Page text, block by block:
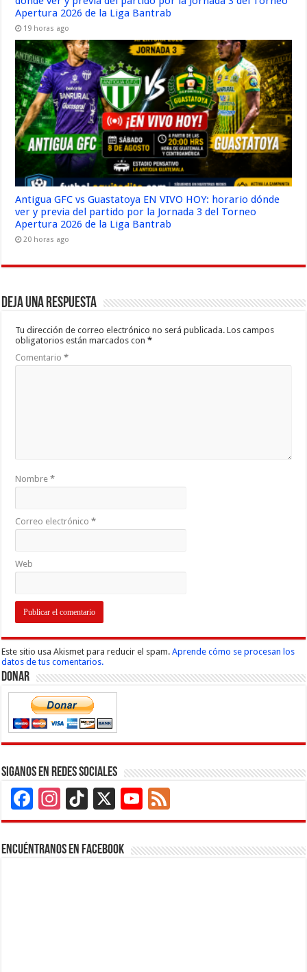
Apertura 2026 de la Liga Bantrab
19 horas ago
Antigua GFC vs Guastatoya EN VIVO HOY: horario dónde
ver y previa del partido por la Jornada 3 del Torneo
Apertura 2026 de la Liga Bantrab
20 horas ago
Deja una respuesta
Tu dirección de correo electrónico no será publicada. Los campos
obligatorios están marcados con*
Comentario*
Nombre*
Correo electrónico*
Web
Este sitio usa Akismet para reducir el spam.Aprende cómo se procesan los
datos de tus comentarios.
Donar
Siganos en Redes Sociales
Facebook
Instagram
TikTok
X
YouTube
Channel
Encuéntranos en Facebook